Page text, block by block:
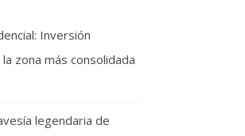
Inversión
zona más consolidada
legendaria de